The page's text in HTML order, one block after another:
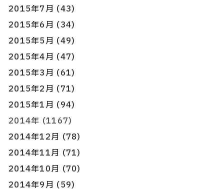
2015年7月 (43)
2015年6月 (34)
2015年5月 (49)
2015年4月 (47)
2015年3月 (61)
2015年2月 (71)
2015年1月 (94)
2014年 (1167)
2014年12月 (78)
2014年11月 (71)
2014年10月 (70)
2014年9月 (59)